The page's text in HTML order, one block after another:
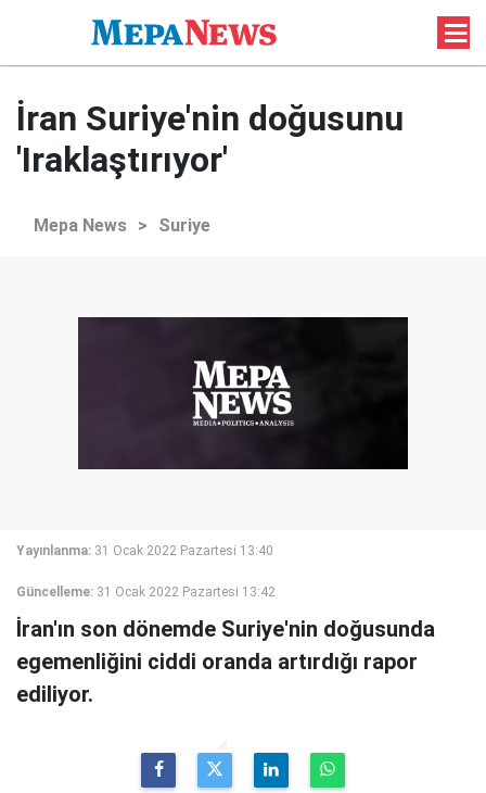
İran Suriye'nin doğusunu
'Iraklaştırıyor'
Mepa News > Suriye
Yayınlanma: 31 Ocak 2022 Pazartesi 13:40
Güncelleme: 31 Ocak 2022 Pazartesi 13:42
İran'ın son dönemde Suriye'nin doğusunda
egemenliğini ciddi oranda artırdığı rapor
ediliyor.